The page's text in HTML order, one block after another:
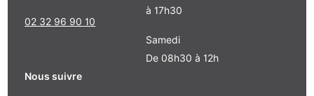
02 32 96 90 10
à 17h30
Samedi
De 08h30 à 12h
Nous suivre